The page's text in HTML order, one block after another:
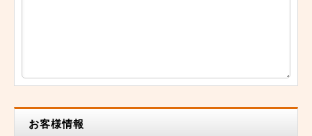
お客様情報